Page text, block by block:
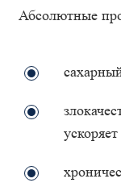
Абсолютные